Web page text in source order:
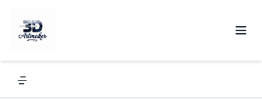
Benutzung des Miller-Modus beim
Navigation menu